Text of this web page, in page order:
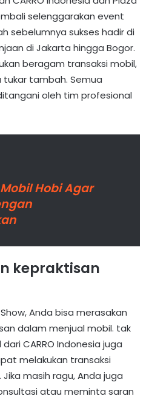
selenggarakan event
sebelumnya sukses hadir di
di Jakarta hingga Bogor.
beragam transaksi mobil,
tukar tambah. Semua
oleh tim profesional
Hobi Agar
kepraktisan
Anda bisa merasakan
dalam menjual mobil. tak
CARRO Indonesia juga
melakukan transaksi
masih ragu, Anda juga
atau meminta saran